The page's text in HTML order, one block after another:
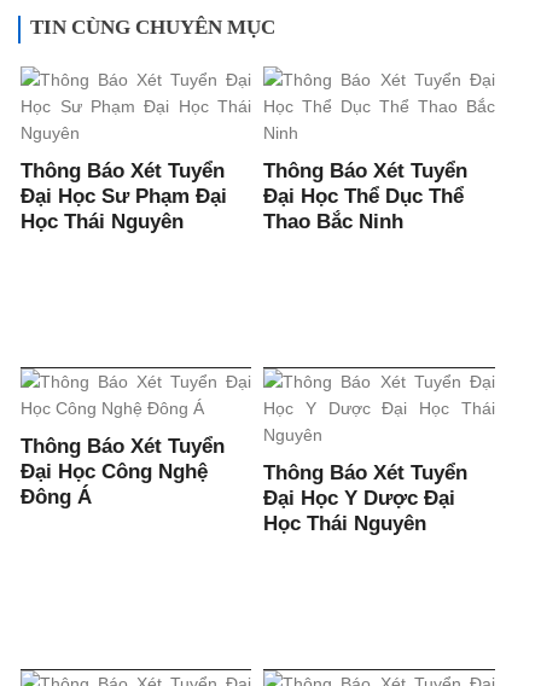
TIN CÙNG CHUYÊN MỤC
Thông Báo Xét Tuyển
Đại Học Sư Phạm Đại
Học Thái Nguyên
Thông Báo Xét Tuyển
Đại Học Thể Dục Thể
Thao Bắc Ninh
Thông Báo Xét Tuyển
Đại Học Công Nghệ
Đông Á
Thông Báo Xét Tuyển
Đại Học Y Dược Đại
Học Thái Nguyên